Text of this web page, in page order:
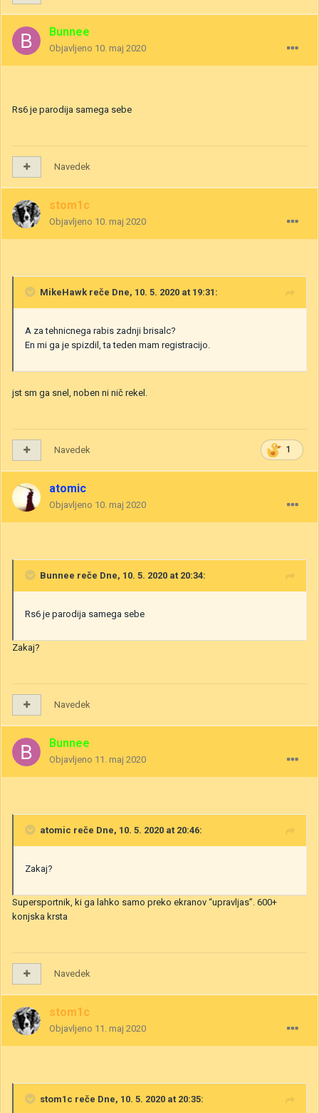
Bunnee
Objavljeno 10. maj 2020
Rs6 je parodija samega sebe
Navedek
stom1c
Objavljeno 10. maj 2020
MikeHawk reče Dne, 10. 5. 2020 at 19:31:
A za tehnicnega rabis zadnji brisalc?
En mi ga je spizdil, ta teden mam registracijo.
jst sm ga snel, noben ni nič rekel.
1
Navedek
atomic
Objavljeno 10. maj 2020
Bunnee reče Dne, 10. 5. 2020 at 20:34:
Rs6 je parodija samega sebe
Zakaj?
Navedek
Bunnee
Objavljeno 11. maj 2020
atomic reče Dne, 10. 5. 2020 at 20:46:
Zakaj?
Supersportnik, ki ga lahko samo preko ekranov “upravljas”. 600+
konjska krsta
Navedek
stom1c
Objavljeno 11. maj 2020
stom1c reče Dne, 10. 5. 2020 at 20:35: